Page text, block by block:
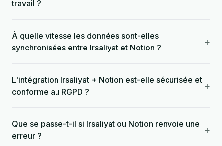
travail ?
À quelle vitesse les données sont-elles
synchronisées entre Irsaliyat et Notion ?
+
L'intégration Irsaliyat + Notion est-elle sécurisée et
conforme au RGPD ?
+
Que se passe-t-il si Irsaliyat ou Notion renvoie une
erreur ?
+